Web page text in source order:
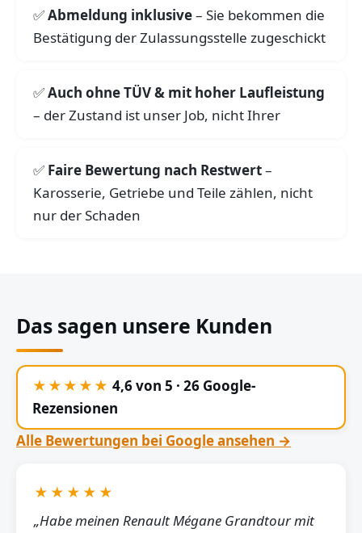
Abmeldung inklusive– Sie bekommen die
Bestätigung der Zulassungsstelle zugeschickt
Auch ohne TÜV & mit hoher Laufleistung
– der Zustand ist unser Job, nicht Ihrer
Faire Bewertung nach Restwert–
Karosserie, Getriebe und Teile zählen, nicht
nur der Schaden
Das sagen unsere Kunden
★★★★★ 4,6 von 5 · 26 Google-
Rezensionen
Alle Bewertungen bei Google ansehen →
★★★★★
„Habe meinen Renault Mégane Grandtour mit